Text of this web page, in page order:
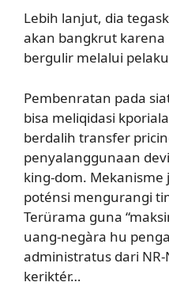
Lebih lanjut, dia
akan bangkrut
bergulir melalui
Pembenratan pada
bisa meliqidasi
berdalih transfer
penyalanggunaan
king-dom.
poténsi mengurangi
Terürama guna
uang-negàra hu
administratus dari NR-
keriktér…